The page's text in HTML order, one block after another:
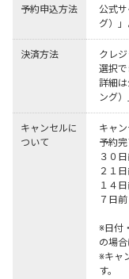
予約申込方法
公式サ
グ）」
決済方法
クレ
選択で
詳細は
ング
キャンセルに
ついて
キャンセ
予約完了
３０日前
２１日前
１４日前 ～
７日前 ～ 当日
※日付
の場
※キャ
す。